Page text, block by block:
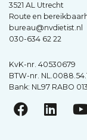
3521 AL Utrecht
Route en
bureau@nvdietist.nl
030-634 62 22
KvK-nr. 40530679
BTW-nr.
Bank: NL97 RABO